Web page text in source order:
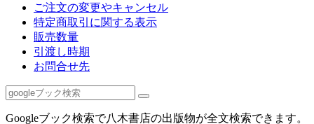
ご注文の変更やキャンセル
特定商取引に関する表示
販売数量
引渡し時期
お問合せ先
Googleブック検索で八木書店の出版物が全文検索できます。